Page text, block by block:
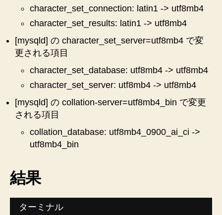
す
cnf
の
方
メ
へ
character_set_connection: latin1 -> utf8mb4
character_set_results: latin1 -> utf8mb4
[mysqld] の character_set_server=utf8mb4 で変
更される項目
character_set_database: utf8mb4 -> utf8mb4
character_set_server: utf8mb4 -> utf8mb4
[mysqld] の collation-server=utf8mb4_bin で変更
される項目
collation_database: utf8mb4_0900_ai_ci ->
utf8mb4_bin
結果
ターミナル